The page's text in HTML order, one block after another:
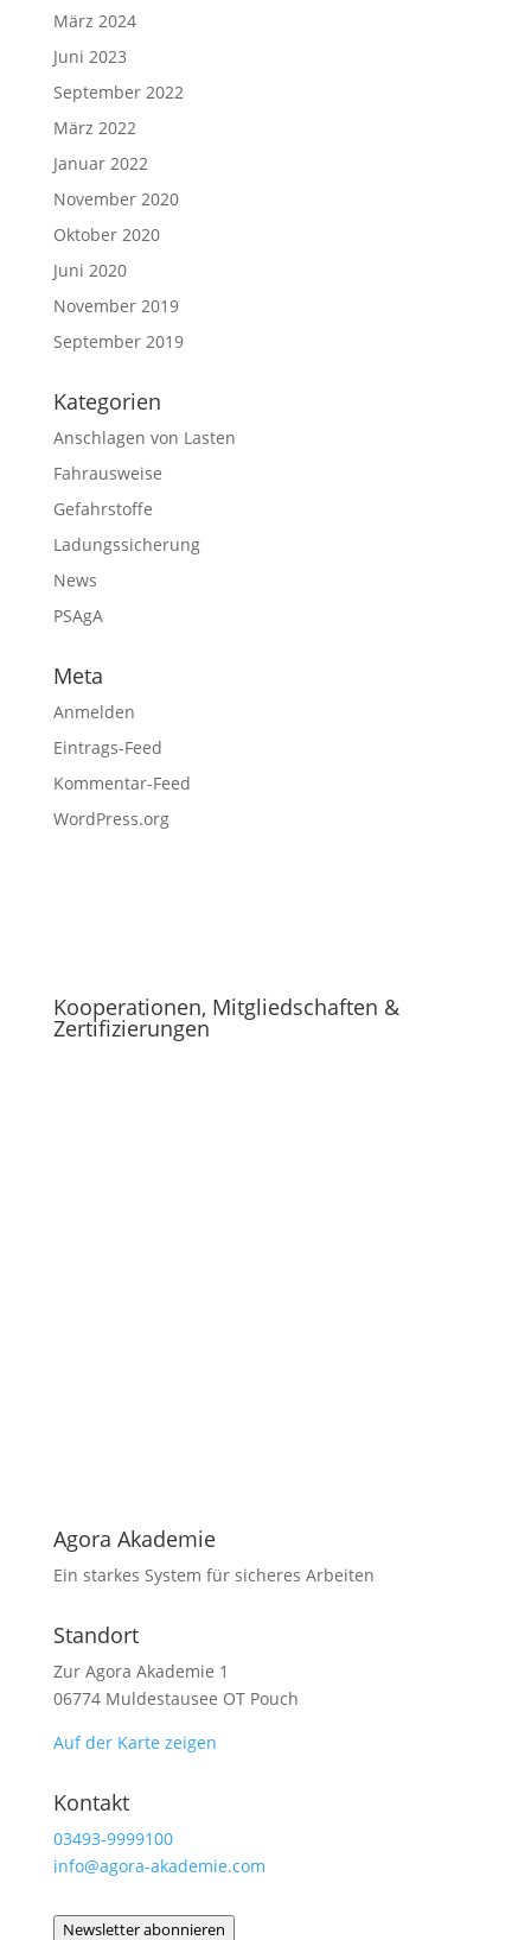
März 2024
Juni 2023
September 2022
März 2022
Januar 2022
November 2020
Oktober 2020
Juni 2020
November 2019
September 2019
Kategorien
Anschlagen von Lasten
Fahrausweise
Gefahrstoffe
Ladungssicherung
News
PSAgA
Meta
Anmelden
Eintrags-Feed
Kommentar-Feed
WordPress.org
Kooperationen, Mitgliedschaften &
Zertifizierungen
Agora Akademie
Ein starkes System für sicheres Arbeiten
Standort
Zur Agora Akademie 1
06774 Muldestausee OT Pouch
Auf der Karte zeigen
Kontakt
03493-9999100
info@agora-akademie.com
Newsletter abonnieren